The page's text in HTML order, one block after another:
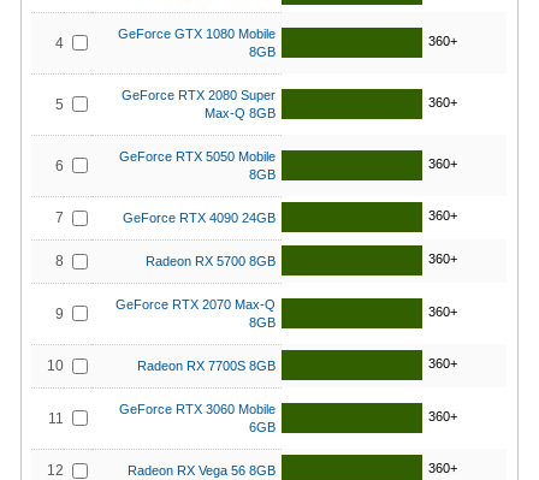
4
GeForce GTX 1080 Mobile
8GB
360+
5
GeForce RTX 2080 Super
Max-Q 8GB
360+
6
GeForce RTX 5050 Mobile
8GB
360+
7 GeForce RTX 4090 24GB 360+
8 Radeon RX 5700 8GB 360+
9
GeForce RTX 2070 Max-Q
8GB
360+
10 Radeon RX 7700S 8GB 360+
11
GeForce RTX 3060 Mobile
6GB
360+
12 Radeon RX Vega 56 8GB 360+